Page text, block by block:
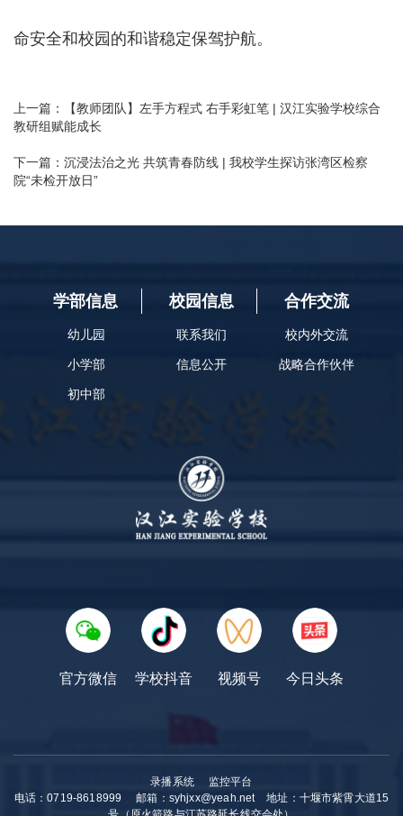
命安全和校园的和谐稳定保驾护航。
上一篇：
​【教师团队】左手方程式 右手彩虹笔 | 汉江实验学校综合
教研组赋能成长
下一篇： ​沉浸法治之光 共筑青春防线 | 我校学生探访张湾区检察
院“未检开放日”
学部信息
幼儿园
小学部
初中部
校园信息
联系我们
信息公开
合作交流
校内外交流
战略合作伙伴
官方微信 学校抖音 视频号 今日头条
录播系统
监控平台
电话：0719-8618999 邮箱：syhjxx@yeah.net地址：十堰市紫霄大道15